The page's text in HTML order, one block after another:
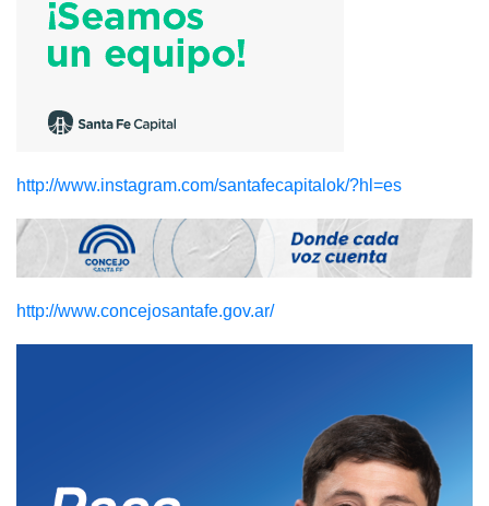
http://www.instagram.com/santafecapitalok/?hl=es
http://www.concejosantafe.gov.ar/